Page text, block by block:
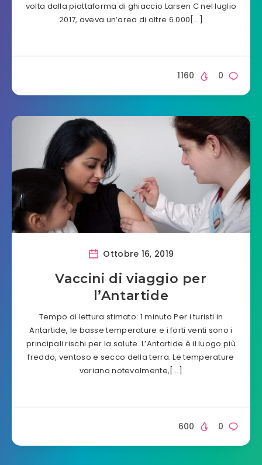
volta dalla piattaforma di ghiaccio Larsen C nel luglio
2017, aveva un’area di oltre 6.000[…]
0
1160
Ottobre 16, 2019
Vaccini di viaggio per
l’Antartide
Tempo di lettura stimato: 1 minuto Per i turisti in
Antartide, le basse temperature e i forti venti sono i
principali rischi per la salute. L’Antartide è il luogo più
freddo, ventoso e secco della terra. Le temperature
variano notevolmente,[…]
0
600